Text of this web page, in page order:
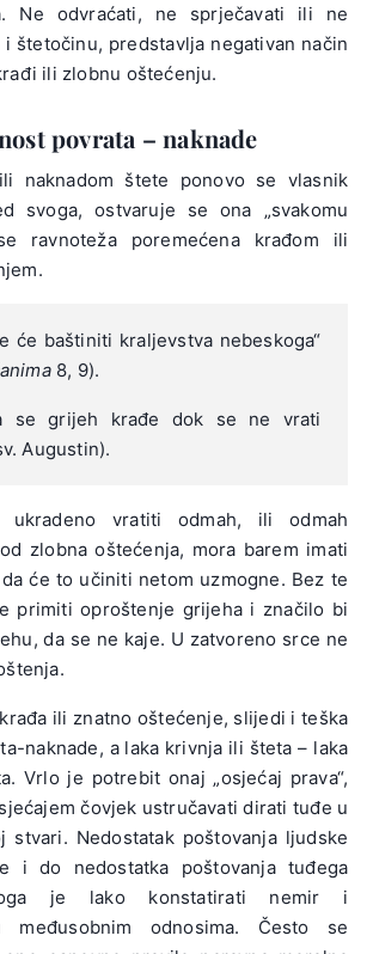
Ne odvraćati, ne sprječavati ili ne
štetočinu, predstavlja negativan način
ili zlobnu oštećenju.
povrata – naknade
naknadom štete ponovo se vlasnik
svoga, ostvaruje se ona „svakomu
ravnoteža poremećena krađom ili
će baštiniti kraljevstva nebeskoga“
8, 9).
se grijeh krađe dok se ne vrati
Augustin).
vratiti odmah, ili odmah
zlobna oštećenja, mora barem imati
će to učiniti netom uzmogne. Bez te
primiti oproštenje grijeha i značilo bi
da se ne kaje. U zatvoreno srce ne
ili znatno oštećenje, slijedi i teška
naknade, a laka krivnja ili šteta – laka
Vrlo je potrebit onaj „osjećaj prava“,
čovjek ustručavati dirati tuđe u
stvari. Nedostatak poštovanja ljudske
i do nedostatka poštovanja tuđega
je lako konstatirati nemir i
međusobnim odnosima. Često se